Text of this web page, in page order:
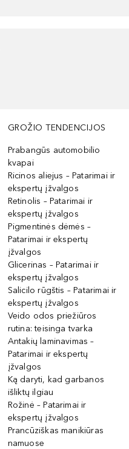
GROŽIO TENDENCIJOS
Prabangūs automobilio
kvapai
Ricinos aliejus – Patarimai ir
ekspertų įžvalgos
Retinolis – Patarimai ir
ekspertų įžvalgos
Pigmentinės dėmės –
Patarimai ir ekspertų
įžvalgos
Glicerinas – Patarimai ir
ekspertų įžvalgos
Salicilo rūgštis – Patarimai ir
ekspertų įžvalgos
Veido odos priežiūros
rutina: teisinga tvarka
Antakių laminavimas –
Patarimai ir ekspertų
įžvalgos
Ką daryti, kad garbanos
išliktų ilgiau
Rožinė – Patarimai ir
ekspertų įžvalgos
Prancūziškas manikiūras
namuose